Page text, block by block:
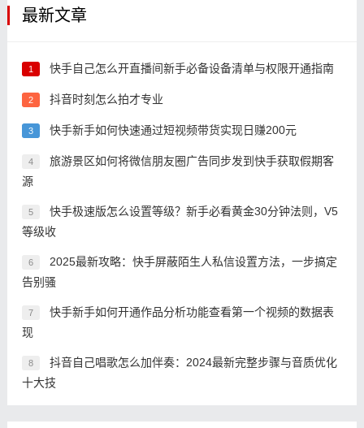
最新文章
1 快手自己怎么开直播间新手必备设备清单与权限开通指南
2 抖音时刻怎么拍才专业
3 快手新手如何快速通过短视频带货实现日赚200元
4
旅游景区如何将微信朋友圈广告同步发到快手获取假期客
源
5
快手极速版怎么设置等级？新手必看黄金30分钟法则，V5
等级收
6
2025最新攻略：快手屏蔽陌生人私信设置方法，一步搞定
告别骚
7
快手新手如何开通作品分析功能查看第一个视频的数据表
现
8
抖音自己唱歌怎么加伴奏：2024最新完整步骤与音质优化
十大技